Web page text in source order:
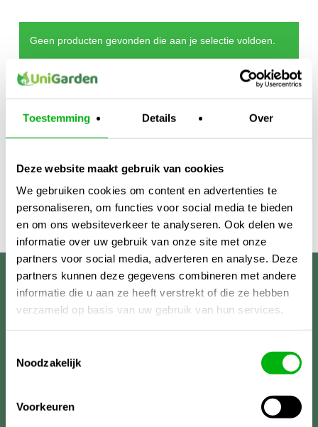
Toestemming Details Over
Deze website maakt gebruik van cookies
We gebruiken cookies om content en advertenties te
personaliseren, om functies voor social media te bieden
en om ons websiteverkeer te analyseren. Ook delen we
informatie over uw gebruik van onze site met onze
partners voor social media, adverteren en analyse. Deze
partners kunnen deze gegevens combineren met andere
informatie die u aan ze heeft verstrekt of die ze hebben
verzameld op basis van uw gebruik van hun services.
Noodzakelijk
Voorkeuren
Geen producten gevonden die aan je selectie voldoen.
Unigarden